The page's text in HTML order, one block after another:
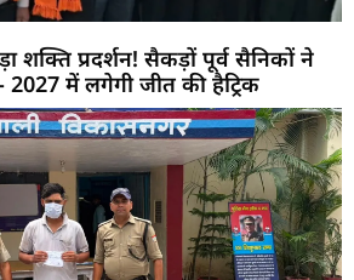
शक्ति प्रदर्शन! सैकड़ों पूर्व सैनिकों ने
2027 में लगेगी जीत की हैट्रिक